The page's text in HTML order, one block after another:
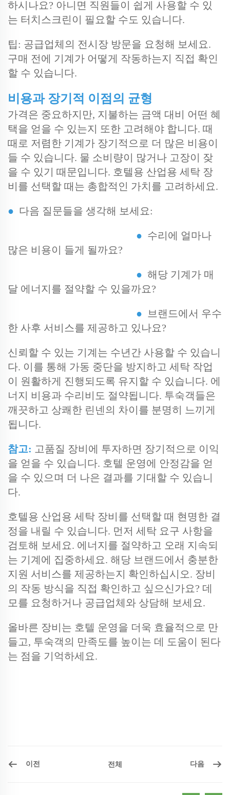
하시나요? 아니면 직원들이 쉽게 사용할 수 있
는 터치스크린이 필요할 수도 있습니다.
팁: 공급업체의 전시장 방문을 요청해 보세요.
구매 전에 기계가 어떻게 작동하는지 직접 확인
할 수 있습니다.
비용과 장기적 이점의 균형
가격은 중요하지만, 지불하는 금액 대비 어떤 혜
택을 얻을 수 있는지 또한 고려해야 합니다. 때
때로 저렴한 기계가 장기적으로 더 많은 비용이
들 수 있습니다. 물 소비량이 많거나 고장이 잦
을 수 있기 때문입니다. 호텔용 산업용 세탁 장
비를 선택할 때는 총합적인 가치를 고려하세요.
● 다음 질문들을 생각해 보세요:
● 수리에 얼마나
많은 비용이 들게 될까요?
● 해당 기계가 매
달 에너지를 절약할 수 있을까요?
●
브랜드에서 우수
한 사후 서비스를 제공하고 있나요?
신뢰할 수 있는 기계는 수년간 사용할 수 있습니
다. 이를 통해 가동 중단을 방지하고 세탁 작업
이 원활하게 진행되도록 유지할 수 있습니다. 에
너지 비용과 수리비도 절약됩니다. 투숙객들은
깨끗하고 상쾌한 린넨의 차이를 분명히 느끼게
됩니다.
참고: 고품질 장비에 투자하면 장기적으로 이익
을 얻을 수 있습니다. 호텔 운영에 안정감을 얻
을 수 있으며 더 나은 결과를 기대할 수 있습니
다.
호텔용 산업용 세탁 장비를 선택할 때 현명한 결
정을 내릴 수 있습니다. 먼저 세탁 요구 사항을
검토해 보세요. 에너지를 절약하고 오래 지속되
는 기계에 집중하세요. 해당 브랜드에서 충분한
지원 서비스를 제공하는지 확인하십시오. 장비
의 작동 방식을 직접 확인하고 싶으신가요? 데
모를 요청하거나 공급업체와 상담해 보세요.
올바른 장비는 호텔 운영을 더욱 효율적으로 만
들고, 투숙객의 만족도를 높이는 데 도움이 된다
는 점을 기억하세요.
이전 전체 다음